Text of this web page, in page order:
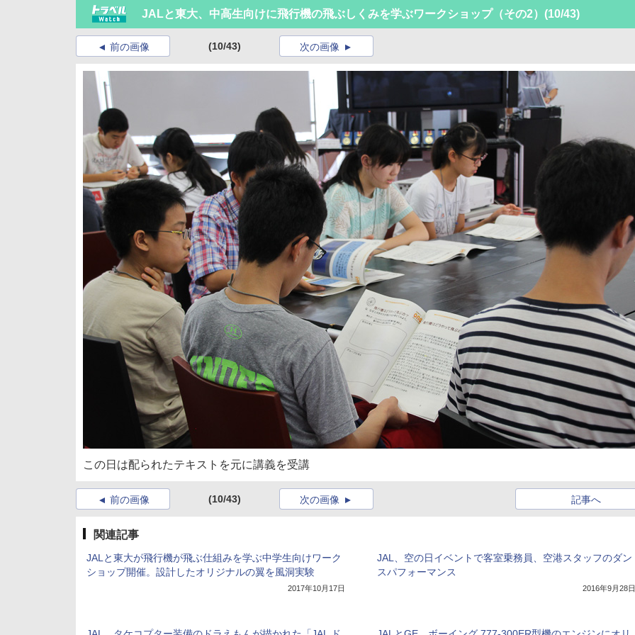
JALと東大、中高生向けに飛行機の飛ぶしくみを学ぶワークショップ（その2） (10/43)
前の画像 (10/43) 次の画像
この日は配られたテキストを元に講義を受講
前の画像 (10/43) 記事へ
次の画像
関連記事
JALと東大が飛行機が飛ぶ仕組みを学ぶ中学生向けワーク
ショップ開催。設計したオリジナルの翼を風洞実験
2017年10月17日
JAL、空の日イベントで客室乗務員、空港スタッフのダン
スパフォーマンス
2016年9月28日